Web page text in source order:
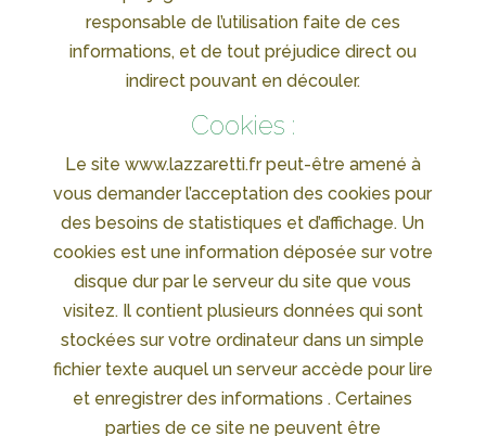
responsable de l’utilisation faite de ces
informations, et de tout préjudice direct ou
indirect pouvant en découler.
Cookies :
Le site www.lazzaretti.fr peut-être amené à
vous demander l’acceptation des cookies pour
des besoins de statistiques et d’affichage. Un
cookies est une information déposée sur votre
disque dur par le serveur du site que vous
visitez. Il contient plusieurs données qui sont
stockées sur votre ordinateur dans un simple
fichier texte auquel un serveur accède pour lire
et enregistrer des informations . Certaines
parties de ce site ne peuvent être